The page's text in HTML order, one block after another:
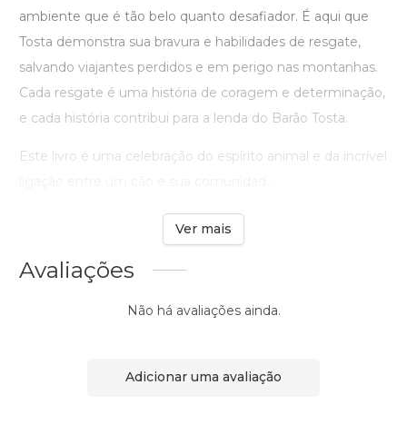
ambiente que é tão belo quanto desafiador. É aqui que
Tosta demonstra sua bravura e habilidades de resgate,
salvando viajantes perdidos e em perigo nas montanhas.
Cada resgate é uma história de coragem e determinação,
e cada história contribui para a lenda do Barão Tosta.
Este livro é uma celebração do espírito animal e da incrível
Ver mais
Avaliações
Não há avaliações ainda.
Adicionar uma avaliação